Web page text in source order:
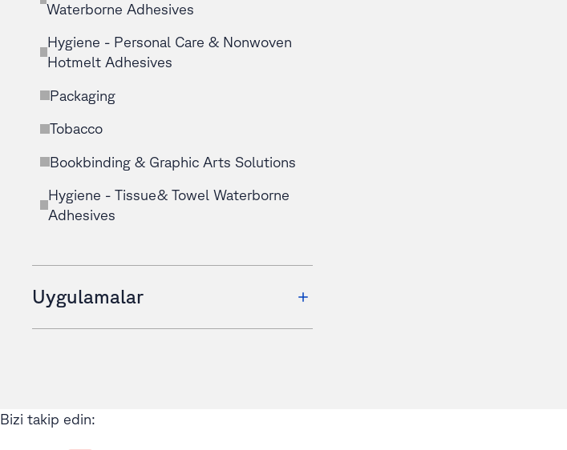
Waterborne Adhesives
Hygiene - Personal Care & Nonwoven
Hotmelt Adhesives
Packaging
Tobacco
Bookbinding & Graphic Arts Solutions
Hygiene - Tissue& Towel Waterborne
Adhesives
Uygulamalar
Bizi takip edin: